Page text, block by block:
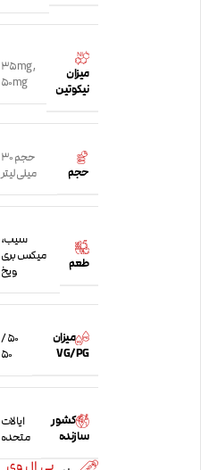
میزان
نیکوتین
35mg,
50mg
حجم
حجم 30
میلی لیتر
طعم
سیب،
میکس بری
ویخ
میزان
VG/PG
50 /
50
کشور
سازنده
ایالات
متحده
بی ال وی